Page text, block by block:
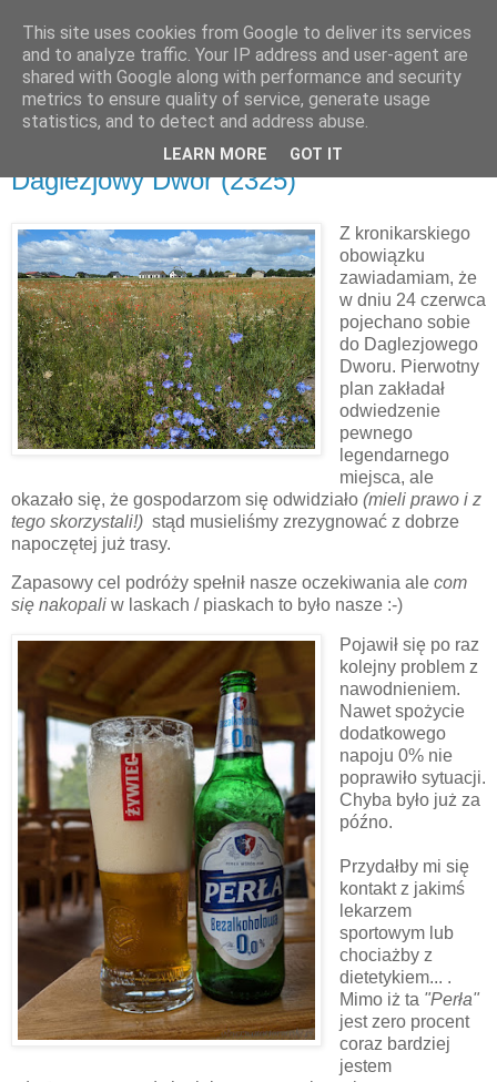
poniedziałek, 24 czerwca 2024
Daglezjowy Dwór (2325)
Z kronikarskiego
obowiązku
zawiadamiam, że
w dniu 24 czerwca
pojechano sobie
do Daglezjowego
Dworu. Pierwotny
plan zakładał
odwiedzenie
pewnego
legendarnego
miejsca, ale
okazało się, że gospodarzom się odwidziało (mieli prawo i z
tego skorzystali!) stąd musieliśmy zrezygnować z dobrze
napoczętej już trasy.
Zapasowy cel podróży spełnił nasze oczekiwania ale com
się nakopali w laskach / piaskach to było nasze :-)
Pojawił się po raz
kolejny problem z
nawodnieniem.
Nawet spożycie
dodatkowego
napoju 0% nie
poprawiło sytuacji.
Chyba było już za
późno.
Przydałby mi się
kontakt z jakimś
lekarzem
sportowym lub
chociażby z
dietetykiem... .
Mimo iż ta "Perła"
jest zero procent
coraz bardziej
jestem
This site uses cookies from Google to deliver its services
and to analyze traffic. Your IP address and user-agent are
shared with Google along with performance and security
metrics to ensure quality of service, generate usage
statistics, and to detect and address abuse.
LEARN MORE GOT IT